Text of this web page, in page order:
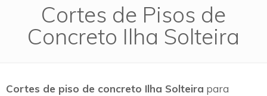
Cortes de Pisos de
Concreto Ilha Solteira
Cortes de piso de concreto Ilha Solteira para